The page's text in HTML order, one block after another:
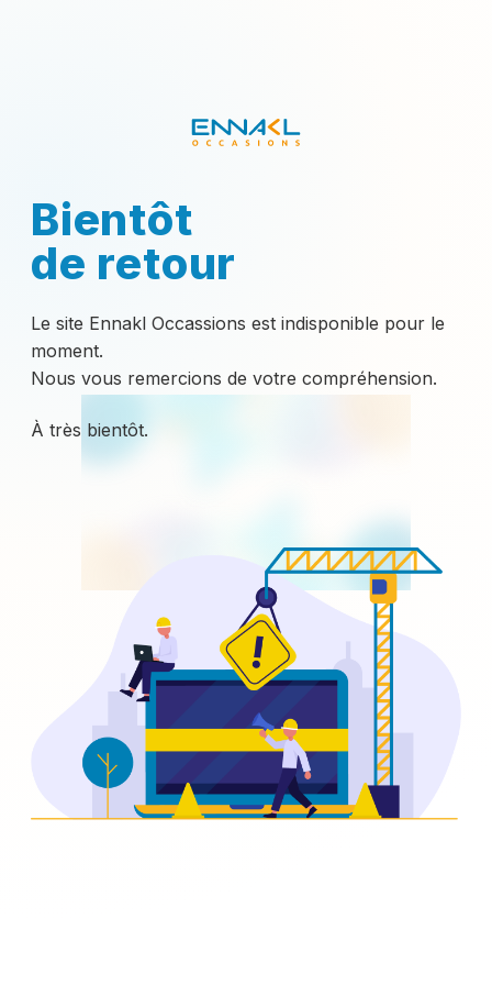
Bientôt
de retour
Le site Ennakl Occassions est indisponible pour le
moment.
Nous vous remercions de votre compréhension.
À très bientôt.